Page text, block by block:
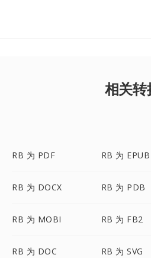
相关转
RB 为 PDF RB 为 EPUB
RB 为 DOCX RB 为 PDB
RB 为 MOBI RB 为 FB2
RB 为 DOC RB 为 SVG